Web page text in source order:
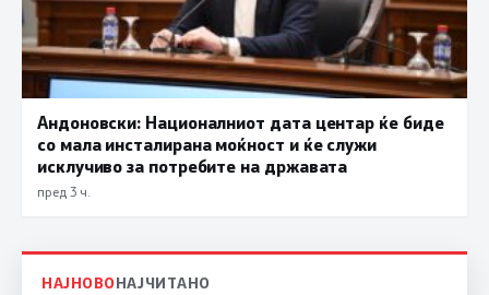
Андоновски: Националниот дата центар ќе биде
со мала инсталирана моќност и ќе служи
исклучиво за потребите на државата
пред 3 ч.
НАЈНОВОНАЈЧИТАНО